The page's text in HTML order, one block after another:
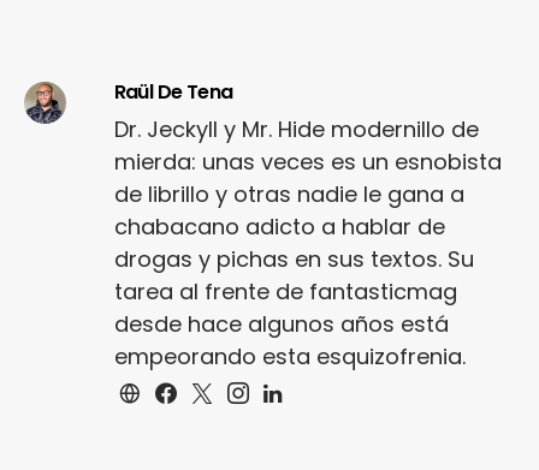
Raül De Tena
Dr. Jeckyll y Mr. Hide modernillo de
mierda: unas veces es un esnobista
de librillo y otras nadie le gana a
chabacano adicto a hablar de
drogas y pichas en sus textos. Su
tarea al frente de fantasticmag
desde hace algunos años está
empeorando esta esquizofrenia.